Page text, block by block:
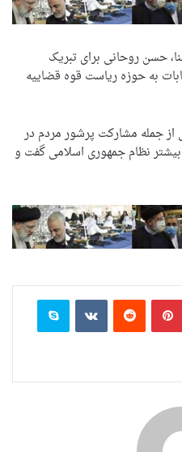
حسن روحانی برای تبریک
به حوزه ریاست قوه قضاییه
از جمله مشارکت پرشور مردم در
بیشتر نظام جمهوری اسلامی گفت و
‫پین‌ترست‫رددیت ‫VKontakteاسکایپ